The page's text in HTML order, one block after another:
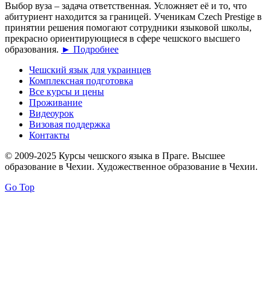
Выбор вуза – задача ответственная. Усложняет её и то, что
абитуриент находится за границей. Ученикам Czech Prestige в
принятии решения помогают сотрудники языковой школы,
прекрасно ориентирующиеся в сфере чешского высшего
образования. ► Подробнее
Чешский язык для украинцев
Комплексная подготовка
Все курсы и цены
Проживание
Видеоурок
Визовая поддержка
Контакты
© 2009-2025 Курсы чешского языка в Праге. Высшее
образование в Чехии. Художественное образование в Чехии.
Go Top